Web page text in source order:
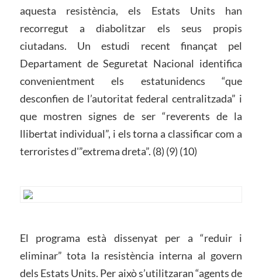
aquesta resistència, els Estats Units han
recorregut a diabolitzar els seus propis
ciutadans. Un estudi recent finançat pel
Departament de Seguretat Nacional identifica
convenientment els estatunidencs “que
desconfien de l’autoritat federal centralitzada” i
que mostren signes de ser “reverents de la
llibertat individual”, i els torna a classificar com a
terroristes d'”extrema dreta”. (8) (9) (10)
El programa està dissenyat per a “reduir i
eliminar” tota la resistència interna al govern
dels Estats Units. Per això s’utilitzaran “agents de